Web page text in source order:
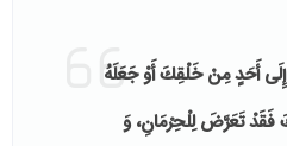
أَحَدٍ مِنْ خَلْقِكَ أَوْ جَعَلَهُ
تَعَرَّضَ لِلْحِرْمَانِ، وَ